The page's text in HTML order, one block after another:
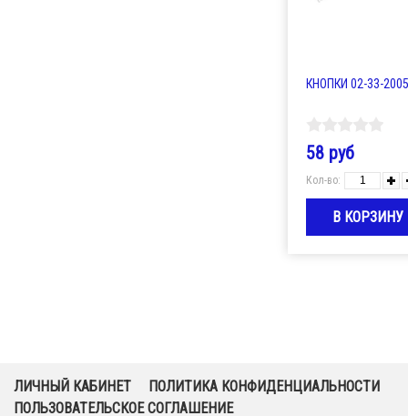
КНОПКИ 02-33-
58 руб
Кол-во:
ЛИЧНЫЙ КАБИНЕТ
ПОЛИТИКА КОНФИДЕНЦИАЛЬНОСТИ
ПОЛЬЗОВАТЕЛЬСКОЕ СОГЛАШЕНИЕ